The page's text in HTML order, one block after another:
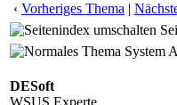
‹ Vorheriges Thema |
System
DESoft
WSUS Experte